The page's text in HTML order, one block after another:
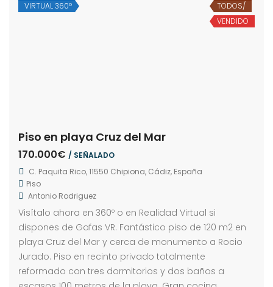
VIRTUAL 360º
TODOS/
VENDIDO
Piso en playa Cruz del Mar
170.000€ / SEÑALADO
C. Paquita Rico, 11550 Chipiona, Cádiz, España
Piso
Antonio Rodriguez
Visítalo ahora en 360º o en Realidad Virtual si
dispones de Gafas VR. Fantástico piso de 120 m2 en
playa Cruz del Mar y cerca de monumento a Rocio
Jurado. Piso en recinto privado totalmente
reformado con tres dormitorios y dos baños a